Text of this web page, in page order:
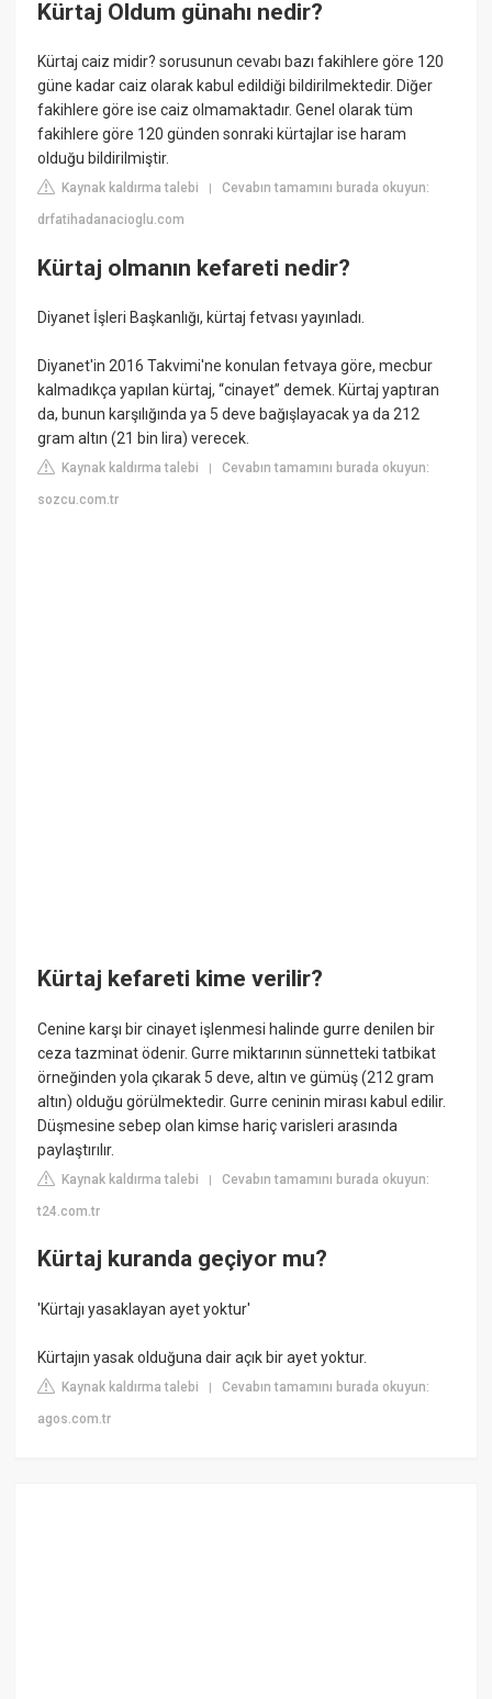
Kürtaj Oldum günahı nedir?
Kürtaj caiz midir? sorusunun cevabı bazı fakihlere göre 120
güne kadar caiz olarak kabul edildiği bildirilmektedir. Diğer
fakihlere göre ise caiz olmamaktadır. Genel olarak tüm
fakihlere göre 120 günden sonraki kürtajlar ise haram
olduğu bildirilmiştir.
Kaynak kaldırma talebi |Cevabın tamamını burada okuyun:
drfatihadanacioglu.com
Kürtaj olmanın kefareti nedir?
Diyanet İşleri Başkanlığı, kürtaj fetvası yayınladı.
Diyanet'in 2016 Takvimi'ne konulan fetvaya göre, mecbur
kalmadıkça yapılan kürtaj, “cinayet” demek. Kürtaj yaptıran
da, bunun karşılığında ya 5 deve bağışlayacak ya da 212
gram altın (21 bin lira) verecek.
Kaynak kaldırma talebi |Cevabın tamamını burada okuyun:
sozcu.com.tr
Kürtaj kefareti kime verilir?
Cenine karşı bir cinayet işlenmesi halinde gurre denilen bir
ceza tazminat ödenir. Gurre miktarının sünnetteki tatbikat
örneğinden yola çıkarak 5 deve, altın ve gümüş (212 gram
altın) olduğu görülmektedir. Gurre ceninin mirası kabul edilir.
Düşmesine sebep olan kimse hariç varisleri arasında
paylaştırılır.
Kaynak kaldırma talebi |Cevabın tamamını burada okuyun:
t24.com.tr
Kürtaj kuranda geçiyor mu?
'Kürtajı yasaklayan ayet yoktur'
Kürtajın yasak olduğuna dair açık bir ayet yoktur.
Kaynak kaldırma talebi |Cevabın tamamını burada okuyun:
agos.com.tr